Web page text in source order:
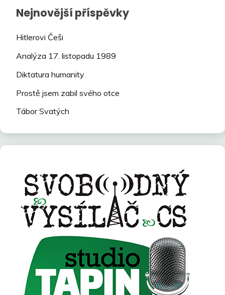
Nejnovější příspěvky
Hitlerovi Češi
Analýza 17. listopadu 1989
Diktatura humanity
Prostě jsem zabil svého otce
Tábor Svatých